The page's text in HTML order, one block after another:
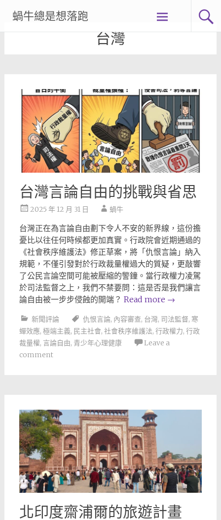
content
蝸牛總是想落跑
台灣
台灣言論自由的挑戰與省思
2025 年 12 月 31 日 蝸牛
台灣正在為言論自由劃下令人不安的新界線，這份擔
憂比以往任何時候都更加真實。行政院會近期通過的
《社會秩序維護法》修正草案，將「仇恨言論」納入
規範，不僅引發對於行政裁量權過大的質疑，更敲響
了公民言論空間可能被壓縮的警鐘。當行政權力凌駕
於司法監督之上，我們不禁要問：這是否是我們讓言
論自由被一步步侵蝕的開端？ Read more →
新聞評論 仇恨言論, 內容審查, 台灣, 司法監督, 寒
蟬效應, 極端主義, 民主社會, 社會秩序維護法, 行政權力, 行政
裁量權, 言論自由, 青少年心理健康
Leave a
comment
北印度齋浦爾的旅遊計畫